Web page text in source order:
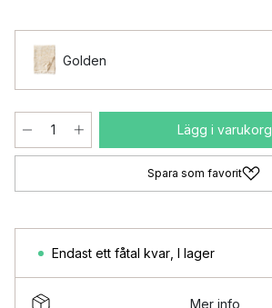
Golden
Lägg i varukorg
Spara som favorit
Endast ett fåtal kvar I lager
Mer info